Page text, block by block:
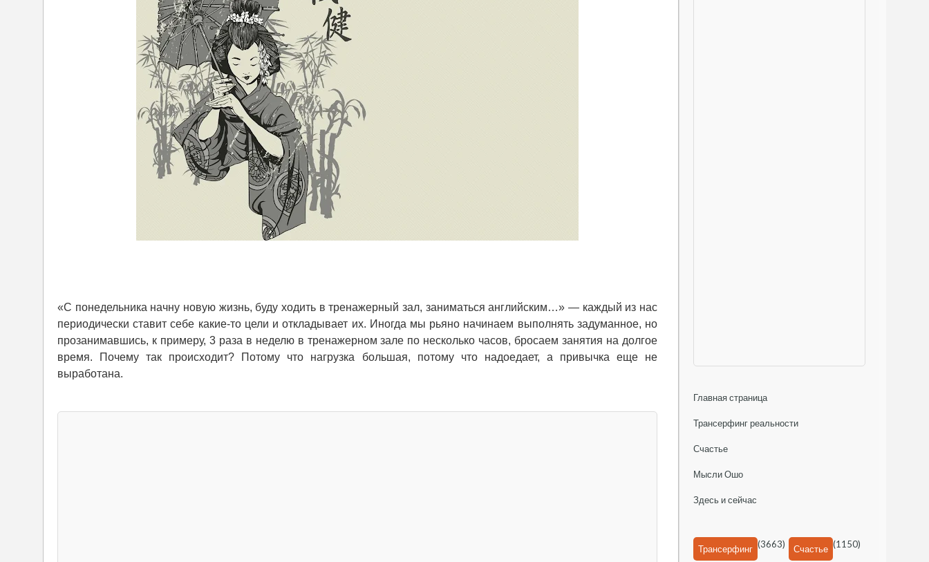
«С понедельника начну новую жизнь, буду ходить в тренажерный зал, заниматься английским…» — каждый из нас
периодически ставит себе какие-то цели и откладывает их. Иногда мы рьяно начинаем выполнять задуманное, но
прозанимавшись, к примеру, 3 раза в неделю в тренажерном зале по несколько часов, бросаем занятия на долгое
время. Почему так происходит? Потому что нагрузка большая, потому что надоедает, а привычка еще не
выработана.
Главная страница
Трансерфинг реальности
Счастье
Мысли Ошо
Здесь и сейчас
Трансерфинг (3663) Счастье (1150)